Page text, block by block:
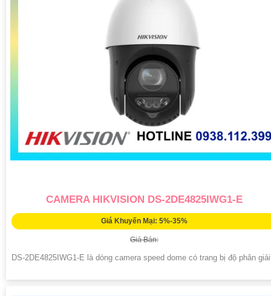
CAMERA HIKVISION DS-2DE4825IWG1-E
Giá Khuyến Mại: 5%-35%
Giá Bán:
DS-2DE4825IWG1-E là dòng camera speed dome có trang bị độ phân